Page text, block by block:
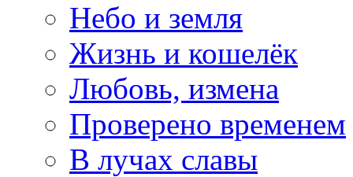
Небо и земля
Жизнь и кошелёк
Любовь, измена
Проверено временем
В лучах славы